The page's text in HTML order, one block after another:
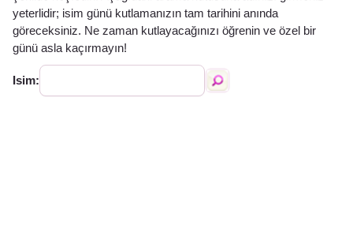
yeterlidir; isim günü kutlamanızın tam tarihini anında
göreceksiniz. Ne zaman kutlayacağınızı öğrenin ve özel bir
günü asla kaçırmayın!
Isim: